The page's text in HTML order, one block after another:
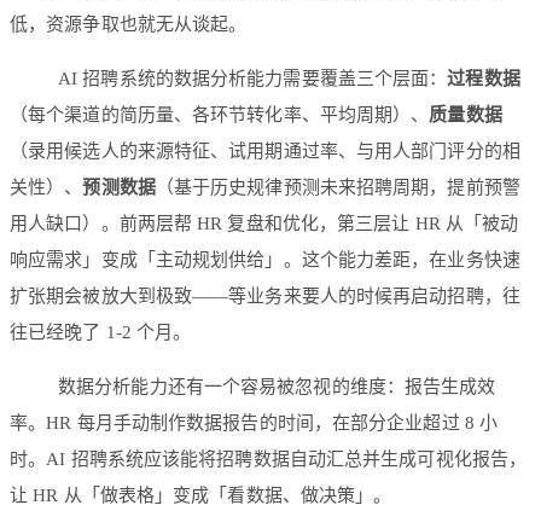
低，资源争取也就无从谈起。
AI 招聘系统的数据分析能力需要覆盖三个层面：过程数据
（每个渠道的简历量、各环节转化率、平均周期）、 质量数据
（录用候选人的来源特征、试用期通过率、与用人部门评分的相
关性）、预测数据（基于历史规律预测未来招聘周期，提前预警
用人缺口）。前两层帮 HR 复盘和优化，第三层让 HR 从「被动
响应需求」变成「主动规划供给」。这个能力差距，在业务快速
扩张期会被放大到极致——等业务来要人的时候再启动招聘，往
往已经晚了 1-2 个月。
数据分析能力还有一个容易被忽视的维度：报告生成效
率。HR 每月手动制作数据报告的时间，在部分企业超过 8 小
时。AI 招聘系统应该能将招聘数据自动汇总并生成可视化报告，
让 HR 从「做表格」变成「看数据、做决策」。